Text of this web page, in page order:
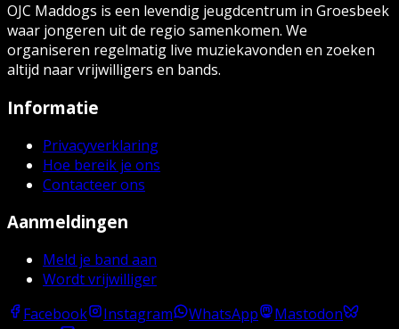
OJC Maddogs is een levendig jeugdcentrum in Groesbeek
waar jongeren uit de regio samenkomen. We
organiseren regelmatig live muziekavonden en zoeken
altijd naar vrijwilligers en bands.
Informatie
Privacyverklaring
Hoe bereik je ons
Contacteer ons
Aanmeldingen
Meld je band aan
Wordt vrijwilliger
Facebook
Instagram WhatsApp
Mastodon